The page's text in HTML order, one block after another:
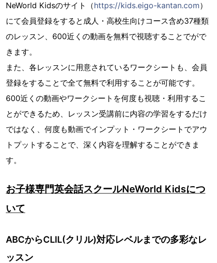
NeWorld Kidsのサイト（https://kids.eigo-kantan.com）
にて会員登録をすると成人・高校生向けコース含め37種類
のレッスン、600近くの動画を無料で視聴することでがで
きます。
また、各レッスンに用意されているワークシートも、会員
登録をすることで全て無料で利用することが可能です。
600近くの動画やワークシートを何度も視聴・利用するこ
とができるため、レッスン受講前に内容の学習をするだけ
ではなく、何度も動画でインプット・ワークシートでアウ
トプットすることで、深く内容を理解することができま
す。
お子様専門英会話スクールNeWorld Kidsにつ
いて
ABCからCLIL(クリル)対応レベルまでの多彩なレ
ッスン